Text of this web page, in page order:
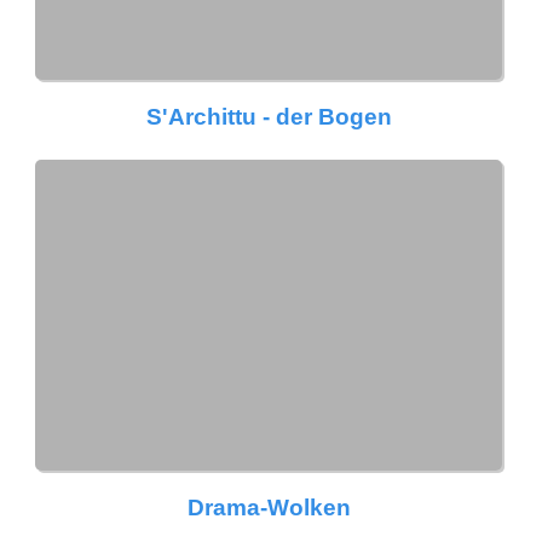
S'Archittu - der Bogen
Drama-Wolken